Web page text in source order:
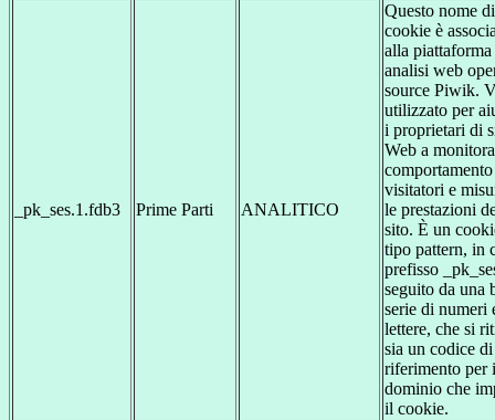
_pk_ses.1.fdb3 Prime Parti ANALITICO
Questo nome di
cookie è
alla
analisi web
source Piwik.
utilizzato per
i proprietari di
Web a
visitatori e
le prestazioni
sito. È un
tipo pattern, in
prefisso
seguito da una
serie di numeri
lettere, che si
sia un codice di
riferimento per
dominio che
il cookie.